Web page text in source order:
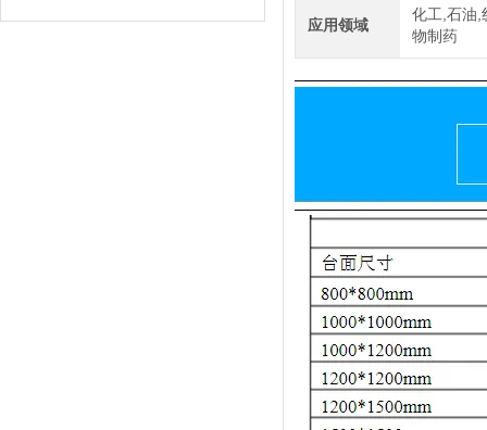
TC150KA天平瑞克龙 应用领域
化工,石油,
物制药